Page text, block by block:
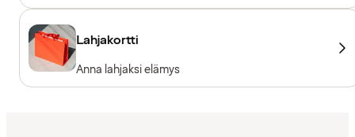
Lahjakortti
Anna lahjaksi elämys